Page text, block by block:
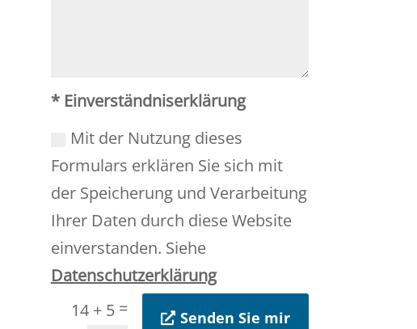
* Einverständniserklärung
Mit der Nutzung dieses
Formulars erklären Sie sich mit
der Speicherung und Verarbeitung
Ihrer Daten durch diese Website
einverstanden. Siehe
Datenschutzerklärung
14 + 5 =
Senden Sie mir